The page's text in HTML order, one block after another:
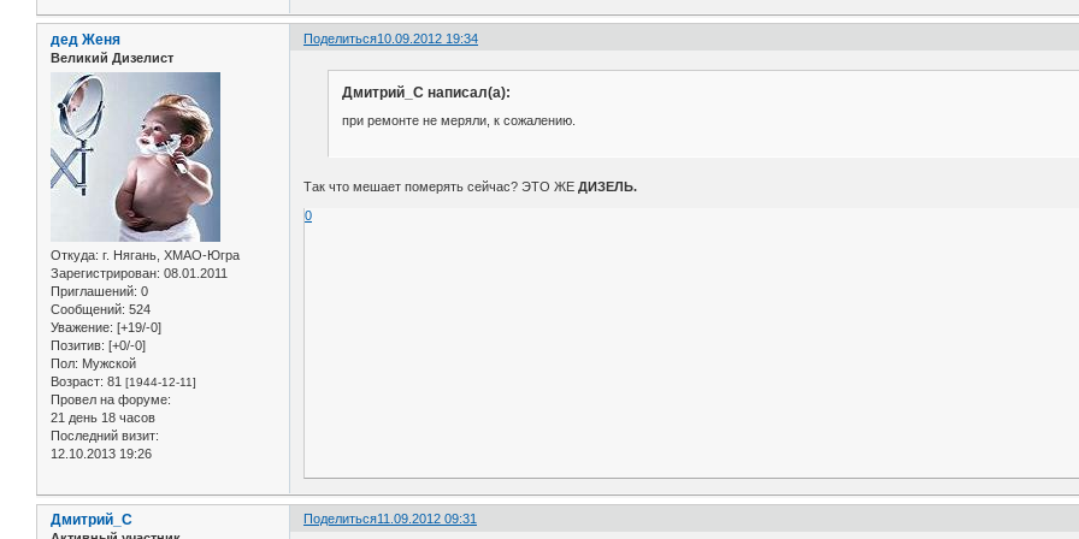
Поделиться10.09.2012 19:34
дед Женя
Великий Дизелист
Откуда: г. Нягань, ХМАО-Югра
Зарегистрирован: 08.01.2011
Приглашений: 0
Сообщений: 524
Уважение: [+19/-0]
Позитив: [+0/-0]
Пол: Мужской
Возраст: 81 [1944-12-11]
Провел на форуме:
21 день 18 часов
Последний визит:
12.10.2013 19:26
Дмитрий_С написал(а):
при ремонте не меряли, к сожалению.
Так что мешает померять сейчас? ЭТО ЖЕДИЗЕЛЬ.
0
Поделиться11.09.2012 09:31
Дмитрий_С